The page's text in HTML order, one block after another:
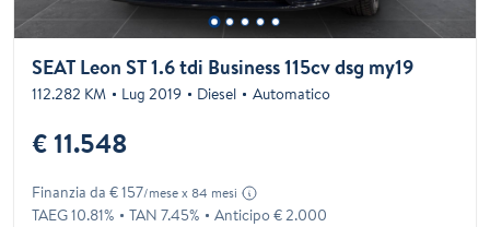
SEAT Leon ST 1.6 tdi Business 115cv dsg my19
112.282 KM Lug 2019 Diesel Automatico
€ 11.548
Finanzia da € 157/mese x 84 mesi
TAEG 10.81% TAN 7.45% Anticipo € 2.000